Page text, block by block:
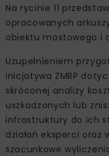
Na rycinie 11
opracowanych
obiektu mostowego i
Uzupełnieniem
inicjatywa ZMRP
skróconej analizy
uszkodzonych lub
infrastruktury do ich
działań eksperci oraz
szacunkowe